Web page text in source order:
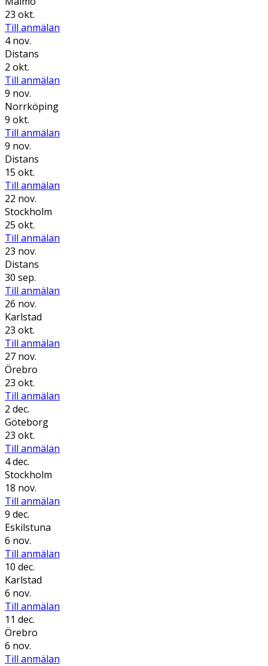
23 okt.
Till anmälan
4 nov.
Distans
2 okt.
Till anmälan
9 nov.
Norrköping
9 okt.
Till anmälan
9 nov.
Distans
15 okt.
Till anmälan
22 nov.
Stockholm
25 okt.
Till anmälan
23 nov.
Distans
30 sep.
Till anmälan
26 nov.
Karlstad
23 okt.
Till anmälan
27 nov.
Örebro
23 okt.
Till anmälan
2 dec.
Göteborg
23 okt.
Till anmälan
4 dec.
Stockholm
18 nov.
Till anmälan
9 dec.
Eskilstuna
6 nov.
Till anmälan
10 dec.
Karlstad
6 nov.
Till anmälan
11 dec.
Örebro
6 nov.
Till anmälan